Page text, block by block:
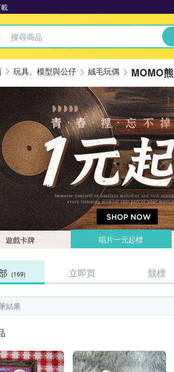
玩具、模型與公仔 絨毛玩偶 MOMO熊
遊戲卡牌 唱片一元起標
(169) 立即買 競標
結果